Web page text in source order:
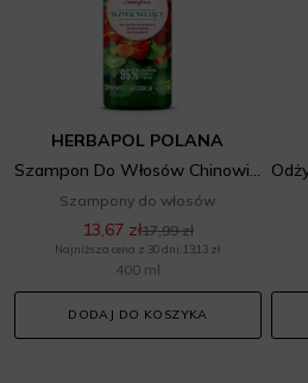
HERBAPOL POLANA
Szampon Do Włosów Chinowiec Nasturcja
Szampony do włosów
13,67 zł17,99 zł
Najniższa cena z 30 dni: 13,13 zł
400 ml
DODAJ DO KOSZYKA